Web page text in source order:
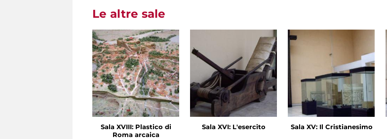
Le altre sale
Sala XVIII: Plastico di
Roma arcaica
Sala XVI: L'esercito Sala XV: Il Cristianesimo